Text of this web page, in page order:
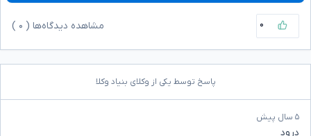
۰ مشاهده دیدگاه‌ها ( ۰
پاسخ توسط یکی از وکلای بنیاد وکلا
۵ سال پیش
درود